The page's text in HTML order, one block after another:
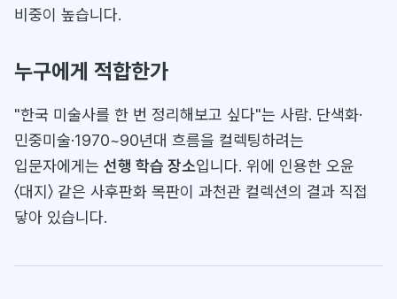
비중이 높습니다.
누구에게 적합한가
"한국 미술사를 한 번 정리해보고 싶다"는 사람. 단색화·
민중미술·1970~90년대 흐름을 컬렉팅하려는
입문자에게는 선행 학습 장소입니다. 위에 인용한 오윤
〈대지〉 같은 사후판화 목판이 과천관 컬렉션의 결과 직접
닿아 있습니다.